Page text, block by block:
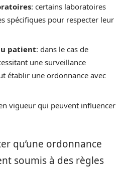
: certains laboratoires
spécifiques pour respecter leur
patient: dans le cas de
une surveillance
établir une ordonnance avec
vigueur qui peuvent influencer
qu’une ordonnance
soumis à des règles